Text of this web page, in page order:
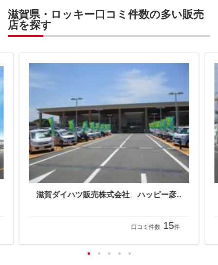
滋賀県・ロッキー口コミ件数の多い販売
店を探す
滋賀ダイハツ販売株式会社 ハッピー彦根店
口コミ件数 15件